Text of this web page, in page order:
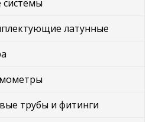
латунные
трубы и фитинги